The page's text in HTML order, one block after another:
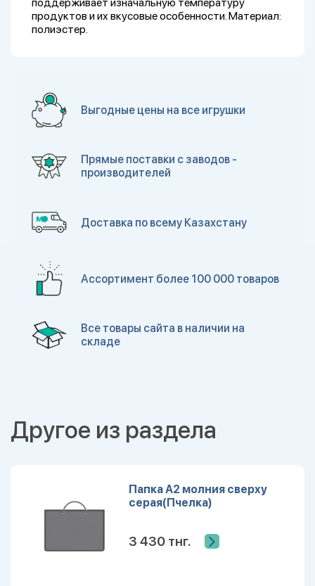
продуктов и их вкусовые особенности. Материал:
полиэстер.
Выгодные цены на все игрушки
Прямые поставки с заводов -
производителей
Доставка по всему Казахстану
Ассортимент более 100 000 товаров
Все товары сайта в наличии на
складе
Другое из раздела
Папка А2 молния сверху
серая(Пчелка)
3 430 тнг.